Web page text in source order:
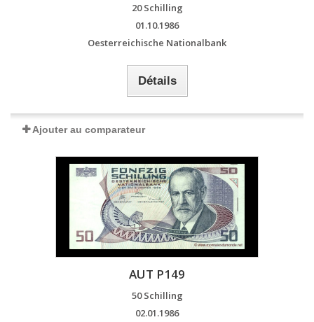
20 Schilling
01.10.1986
Oesterreichische Nationalbank
Détails
Ajouter au comparateur
AUT P149
50 Schilling
02.01.1986